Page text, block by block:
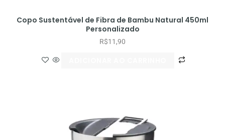
Copo Sustentável de Fibra de Bambu Natural 450ml
Personalizado
R$11,90